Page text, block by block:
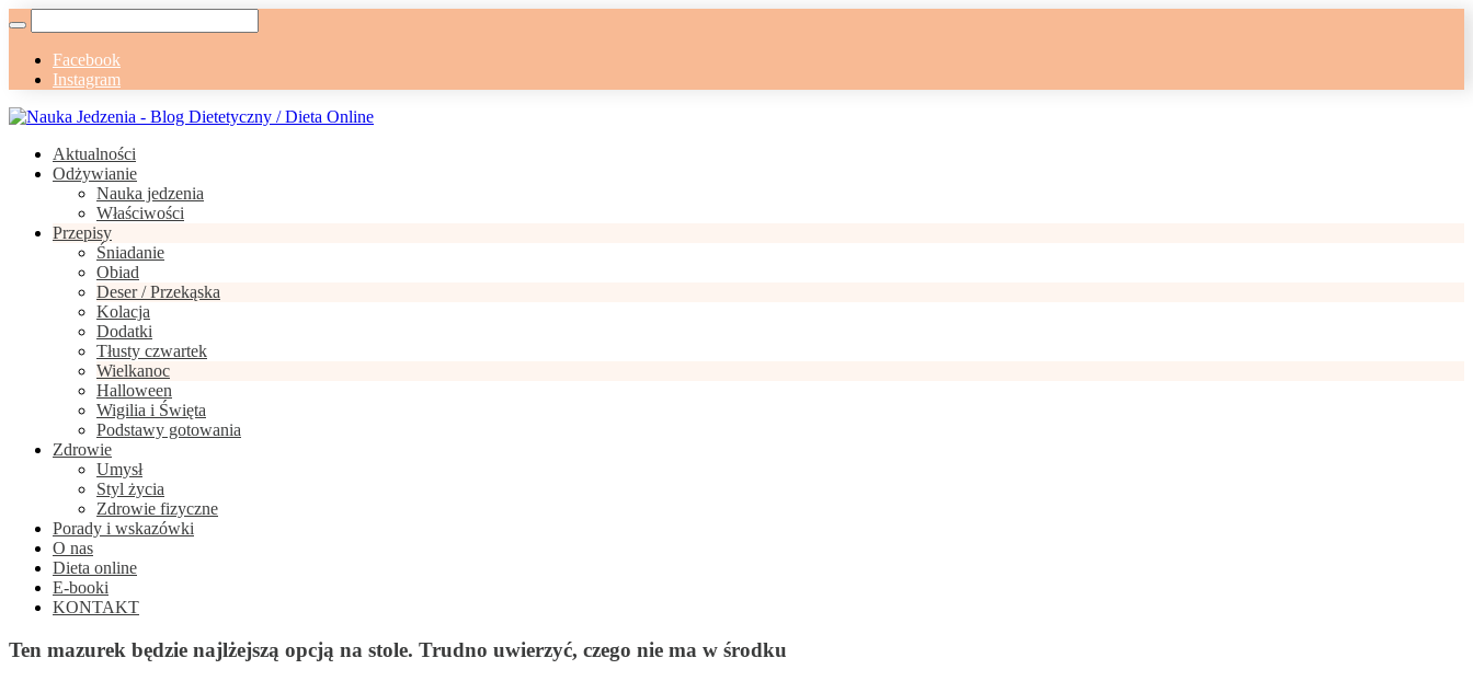
Facebook
Instagram
Aktualności
Odżywianie
Nauka jedzenia
Właściwości
Przepisy
Śniadanie
Obiad
Deser / Przekąska
Kolacja
Dodatki
Tłusty czwartek
Wielkanoc
Halloween
Wigilia i Święta
Podstawy gotowania
Zdrowie
Umysł
Styl życia
Zdrowie fizyczne
Porady i wskazówki
O nas
Dieta online
E-booki
KONTAKT
Ten mazurek będzie najlżejszą opcją na stole. Trudno uwierzyć, czego nie ma w środku